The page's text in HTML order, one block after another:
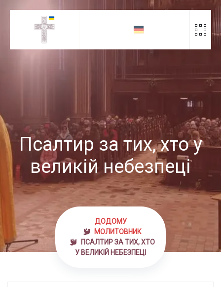
Псалтир за тих, хто у
великій небезпеці
ДОДОМУ
МОЛИТОВНИК
ПСАЛТИР ЗА ТИХ, ХТО
У ВЕЛИКІЙ НЕБЕЗПЕЦІ